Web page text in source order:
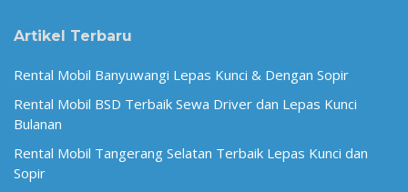
Artikel Terbaru
Rental Mobil Banyuwangi Lepas Kunci & Dengan Sopir
Rental Mobil BSD Terbaik Sewa Driver dan Lepas Kunci
Bulanan
Rental Mobil Tangerang Selatan Terbaik Lepas Kunci dan
Sopir